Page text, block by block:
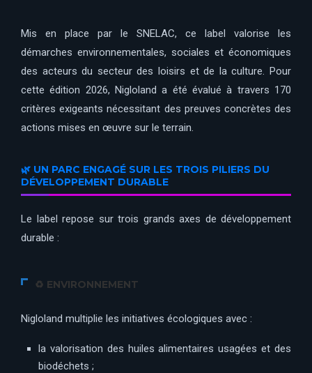
Mis en place par le SNELAC, ce label valorise les
démarches environnementales, sociales et économiques
des acteurs du secteur des loisirs et de la culture. Pour
cette édition 2026, Nigloland a été évalué à travers 170
critères exigeants nécessitant des preuves concrètes des
actions mises en œuvre sur le terrain.
🌿 UN PARC ENGAGÉ SUR LES TROIS PILIERS DU
DÉVELOPPEMENT DURABLE
Le label repose sur trois grands axes de développement
durable :
♻️ ENVIRONNEMENT
Nigloland multiplie les initiatives écologiques avec :
la valorisation des huiles alimentaires usagées et des
biodéchets ;